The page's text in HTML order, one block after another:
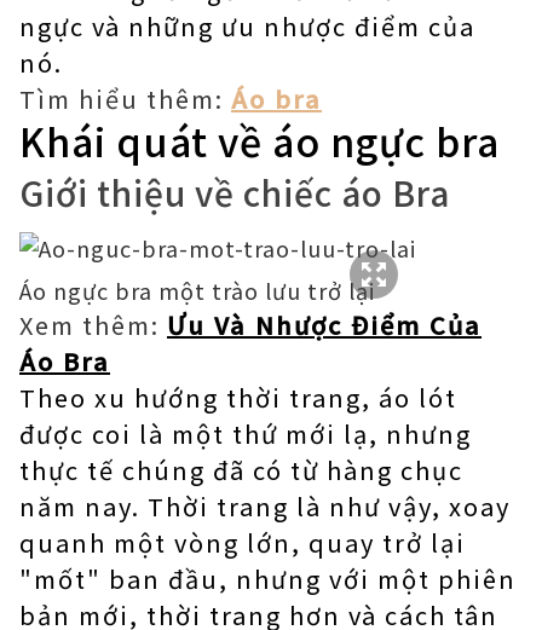
ngực và những ưu nhược điểm của
nó.
Tìm hiểu thêm: Áo bra
Khái quát về áo ngực bra
Giới thiệu về chiếc áo Bra
Áo ngực bra một trào lưu trở lại
Xem thêm: Ưu Và Nhược Điểm Của
Áo Bra
Theo xu hướng thời trang, áo lót
được coi là một thứ mới lạ, nhưng
thực tế chúng đã có từ hàng chục
năm nay. Thời trang là như vậy, xoay
quanh một vòng lớn, quay trở lại
"mốt" ban đầu, nhưng với một phiên
bản mới, thời trang hơn và cách tân